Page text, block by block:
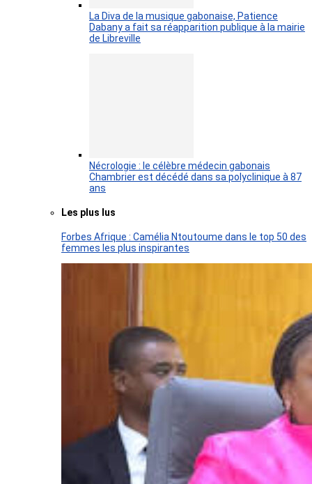
La Diva de la musique gabonaise, Patience
Dabany a fait sa réapparition publique à la mairie
de Libreville
Nécrologie : le célèbre médecin gabonais
Chambrier est décédé dans sa polyclinique à 87
ans
Les plus lus
Forbes Afrique : Camélia Ntoutoume dans le top 50 des
femmes les plus inspirantes